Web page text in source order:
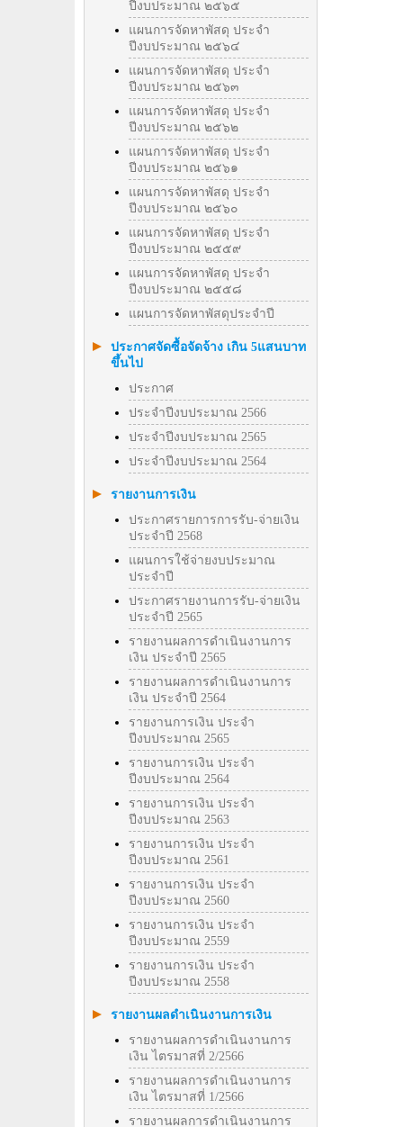
ปีงบประมาณ ๒๕๖๕
แผนการจัดหาพัสดุ ประจำ
ปีงบประมาณ ๒๕๖๔
แผนการจัดหาพัสดุ ประจำ
ปีงบประมาณ ๒๕๖๓
แผนการจัดหาพัสดุ ประจำ
ปีงบประมาณ ๒๕๖๒
แผนการจัดหาพัสดุ ประจำ
ปีงบประมาณ ๒๕๖๑
แผนการจัดหาพัสดุ ประจำ
ปีงบประมาณ ๒๕๖๐
แผนการจัดหาพัสดุ ประจำ
ปีงบประมาณ ๒๕๕๙
แผนการจัดหาพัสดุ ประจำ
ปีงบประมาณ ๒๕๕๘
แผนการจัดหาพัสดุประจำปี
ประกาศจัดซื้อจัดจ้าง เกิน 5แสนบาท
ขึ้นไป
ประกาศ
ประจำปีงบประมาณ 2566
ประจำปีงบประมาณ 2565
ประจำปีงบประมาณ 2564
รายงานการเงิน
ประกาศรายการการรับ-จ่ายเงิน
ประจำปี 2568
แผนการใช้จ่ายงบประมาณ
ประจำปี
ประกาศรายงานการรับ-จ่ายเงิน
ประจำปี 2565
รายงานผลการดำเนินงานการ
เงิน ประจำปี 2565
รายงานผลการดำเนินงานการ
เงิน ประจำปี 2564
รายงานการเงิน ประจำ
ปีงบประมาณ 2565
รายงานการเงิน ประจำ
ปีงบประมาณ 2564
รายงานการเงิน ประจำ
ปีงบประมาณ 2563
รายงานการเงิน ประจำ
ปีงบประมาณ 2561
รายงานการเงิน ประจำ
ปีงบประมาณ 2560
รายงานการเงิน ประจำ
ปีงบประมาณ 2559
รายงานการเงิน ประจำ
ปีงบประมาณ 2558
รายงานผลดำเนินงานการเงิน
รายงานผลการดำเนินงานการ
เงิน ไตรมาสที่ 2/2566
รายงานผลการดำเนินงานการ
เงิน ไตรมาสที่ 1/2566
รายงานผลการดำเนินงานการ